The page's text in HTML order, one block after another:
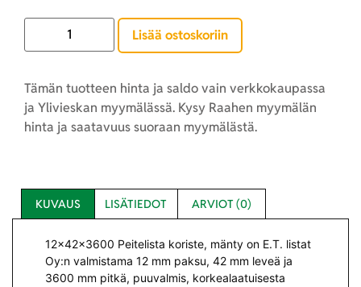
Lisää ostoskoriin
Tämän tuotteen hinta ja saldo vain verkkokaupassa
ja Ylivieskan myymälässä. Kysy Raahen myymälän
hinta ja saatavuus suoraan myymälästä.
KUVAUS LISÄTIEDOT ARVIOT (0)
12x42x3600 Peitelista koriste, mänty on E.T. listat
Oy:n valmistama 12 mm paksu, 42 mm leveä ja
3600 mm pitkä, puuvalmis, korkealaatuisesta